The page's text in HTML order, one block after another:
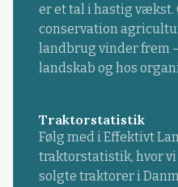
er et tal i hastig vækst.
conservation
landbrug vinder frem
landskab og hos
Traktorstatistik
Følg med i Effektivt
traktorstatistik, hvor
solgte traktorer i